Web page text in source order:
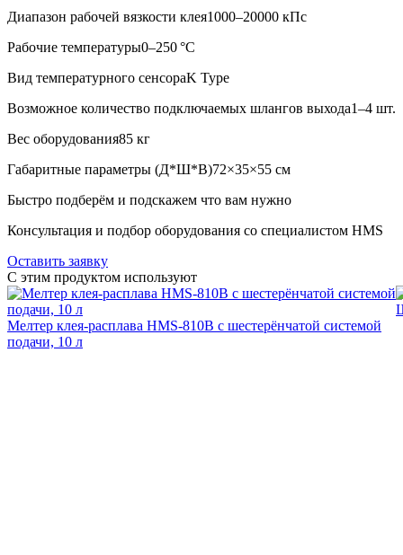
Диапазон рабочей вязкости клея1000–20000 кПс
Рабочие температуры0–250 °C
Вид температурного сенсораK Type
Возможное количество подключаемых шлангов выхода1–4 шт.
Вес оборудования85 кг
Габаритные параметры (Д*Ш*В)72×35×55 см
Быстро подберём и подскажем что вам нужно
Консультация и подбор оборудования со специалистом HMS
Оставить заявку
C этим продуктом используют
Мелтер клея-расплава HMS-810B с шестерёнчатой системой
подачи, 10 л